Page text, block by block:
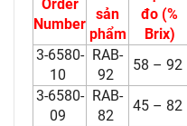
Order
Number
sản
phẩm
đo (%
Brix)
3-6580-
10
RAB-
92
58 – 92
3-6580-
09
RAB-
82
45 – 82